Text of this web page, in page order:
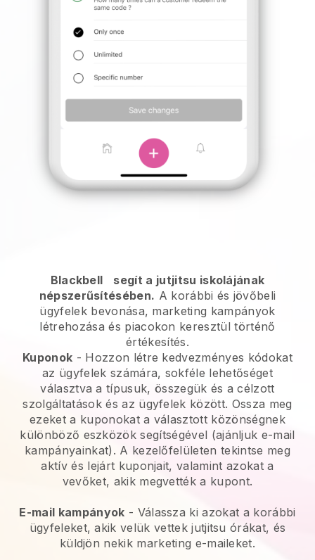
Blackbell
segít a jutjitsu iskolájának
népszerűsítésében. A korábbi és jövőbeli
ügyfelek bevonása, marketing kampányok
létrehozása és piacokon keresztül történő
értékesítés.
Kuponok - Hozzon létre kedvezményes kódokat
az ügyfelek számára, sokféle lehetőséget
választva a típusuk, összegük és a célzott
szolgáltatások és az ügyfelek között. Ossza meg
ezeket a kuponokat a választott közönségnek
különböző eszközök segítségével (ajánljuk e-mail
kampányainkat). A kezelőfelületen tekintse meg
aktív és lejárt kuponjait, valamint azokat a
vevőket, akik megvették a kupont.
E-mail kampányok - Válassza ki azokat a korábbi
ügyfeleket, akik velük vettek jutjitsu órákat, és
küldjön nekik marketing e-maileket.